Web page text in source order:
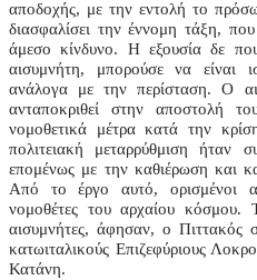
αποδοχής, με την εντολή το
διασφαλίσει την έννομη τάξη,
άμεσο κίνδυνο. Η εξουσία δε
αισυμνήτη, μπορούσε να είναι
ανάλογα με την περίσταση. Ο
ανταποκριθεί στην αποστολή
νομοθετικά μέτρα κατά την
πολιτειακή μεταρρύθμιση ήταν
επομένως με την καθιέρωση και
Από το έργο αυτό, ορισμένοι
νομοθέτες του αρχαίου κόσμου.
αισυμνήτες, άφησαν, ο Πιττακός
κατωιταλικούς Επιζεφύριους
Κατάνη.